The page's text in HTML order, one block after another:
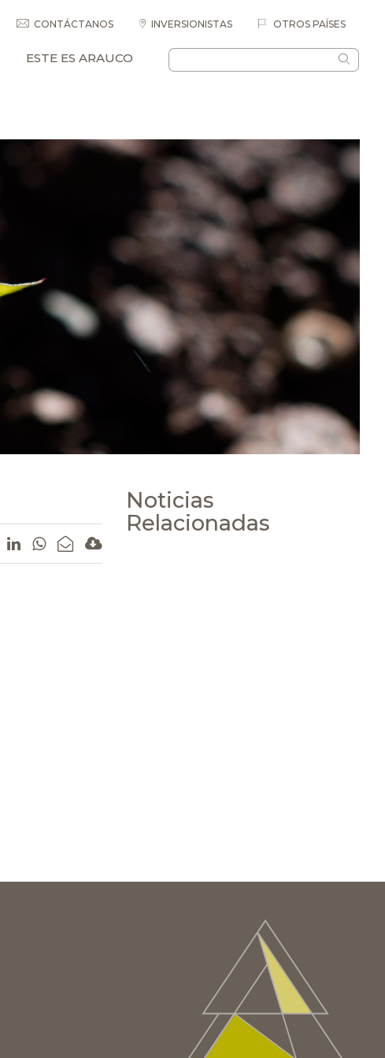
CONTÁCTANOS INVERSIONISTAS OTROS PAÍSES
ESTE ES ARAUCO
Noticias
Relacionadas